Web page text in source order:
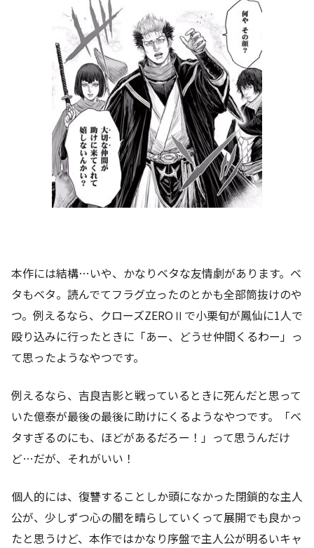
本作には結構…いや、かなりベタな友情劇があります。ベ
タもベタ。読んでてフラグ立ったのとかも全部筒抜けのや
つ。例えるなら、クローズZEROⅡで小栗旬が鳳仙に1人で
殴り込みに行ったときに「あー、どうせ仲間くるわー」っ
て思ったようなやつです。
例えるなら、吉良吉影と戦っているときに死んだと思って
いた億泰が最後の最後に助けにくるようなやつです。「ベ
タすぎるのにも、ほどがあるだろー！」って思うんだけ
ど…だが、それがいい！
個人的には、復讐することしか頭になかった閉鎖的な主人
公が、少しずつ心の闇を晴らしていくって展開でも良かっ
たと思うけど、本作ではかなり序盤で主人公が明るいキャ